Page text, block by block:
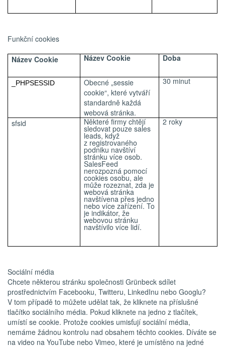
Funkční cookies
Název Cookie Název Cookie Doba
_PHPSESSID
Obecné „sessie
cookie“, které vytváří
standardně každá
webová stránka.
30 minut
sfsid Některé firmy chtějí
sledovat pouze sales
leads, když
z registrovaného
podniku navštíví
stránku více osob.
SalesFeed
nerozpozná pomocí
cookies osobu, ale
může rozeznat, zda je
webová stránka
navštívena přes jedno
nebo více zařízení. To
je indikátor, že
webovou stránku
navštívilo více lidí.
2 roky
Sociální média
Chcete některou stránku společnosti Grünbeck sdílet
prostřednictvím Facebooku, Twitteru, LinkedInu nebo Googlu?
V tom případě to můžete udělat tak, že kliknete na příslušné
tlačítko sociálního média. Pokud kliknete na jedno z tlačítek,
umístí se cookie. Protože cookies umisťují sociální média,
nemáme žádnou kontrolu nad obsahem těchto cookies. Díváte se
na video na YouTube nebo Vimeo, které je umístěno na jedné